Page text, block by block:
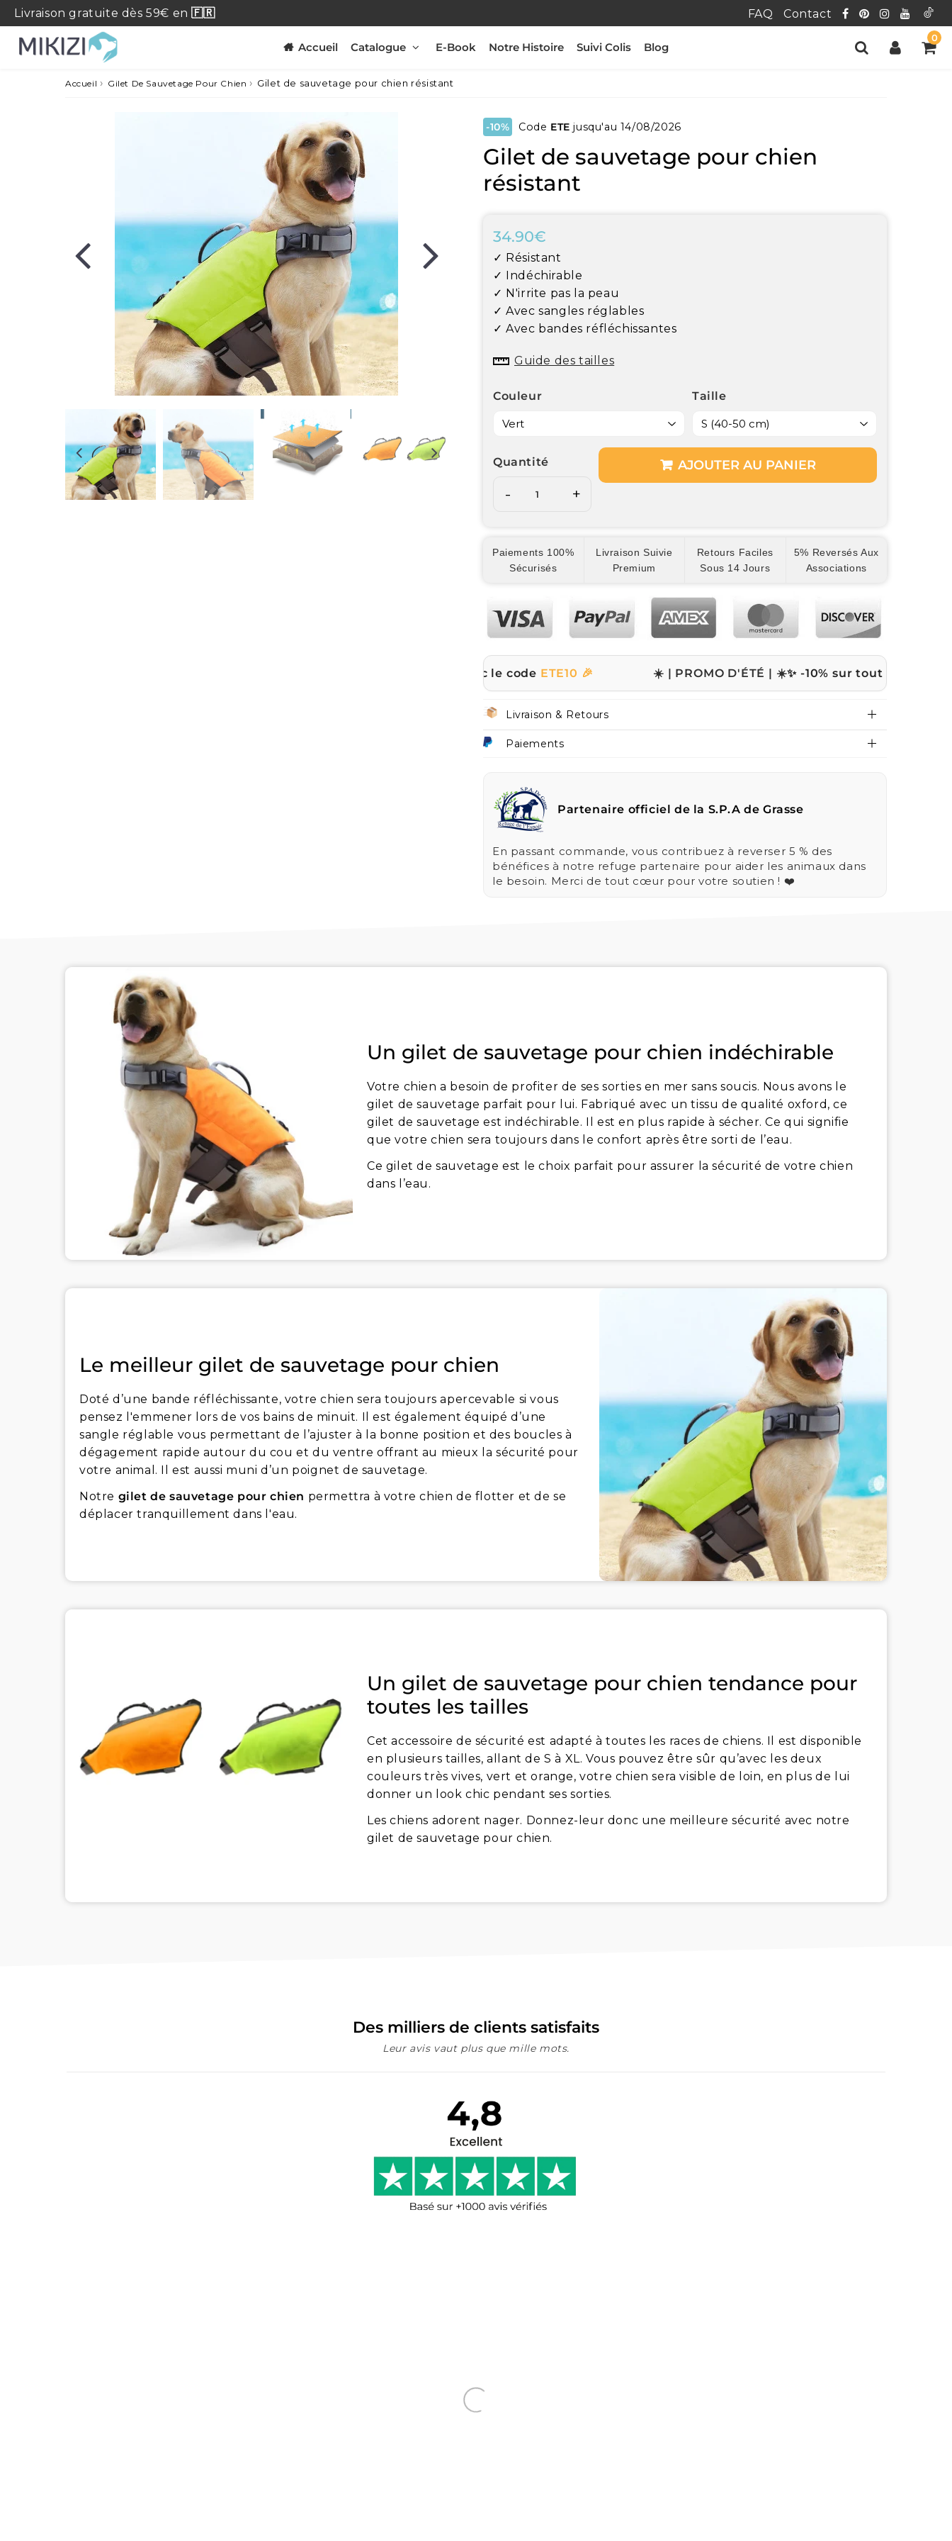
Livraison gratuite dès 59€ en🇫🇷 FAQ Contact
Accueil Catalogue E-Book Notre Histoire Suivi Colis Blog
0
Accueil › Gilet De Sauvetage Pour Chien › Gilet de sauvetage pour chien résistant
-10% Code ETE jusqu'au 14/08/2026
Gilet de sauvetage pour chien
résistant
34.90€
price
✓ Résistant
✓ Indéchirable
✓ N'irrite pas la peau
✓ Avec sangles réglables
✓ Avec bandes réfléchissantes
Guide des tailles
Couleur Taille
Quantité
- +
AJOUTER AU PANIER
Paiements 100%
Sécurisés
Livraison Suivie
Premium
Retours Faciles
Sous 14 Jours
5% Reversés Aux
Associations
ETE10 🎉 ☀️ | PROMO D'ÉTÉ | ☀️✨ -10% sur tout le site avec le
Livraison & Retours
Paiements
Partenaire officiel de la S.P.A de Grasse
En passant commande, vous contribuez à reverser 5 % des
bénéfices à notre refuge partenaire pour aider les animaux dans
le besoin. Merci de tout cœur pour votre soutien ! ❤️
Un gilet de sauvetage pour chien indéchirable
Votre chien a besoin de profiter de ses sorties en mer sans soucis. Nous avons le
gilet de sauvetage parfait pour lui. Fabriqué avec un tissu de qualité oxford, ce
gilet de sauvetage est indéchirable. Il est en plus rapide à sécher. Ce qui signifie
que votre chien sera toujours dans le confort après être sorti de l’eau.
Ce gilet de sauvetage est le choix parfait pour assurer la sécurité de votre chien
dans l’eau.
Le meilleur gilet de sauvetage pour chien
Doté d’une bande réfléchissante, votre chien sera toujours apercevable si vous
pensez l'emmener lors de vos bains de minuit. Il est également équipé d’une
sangle réglable vous permettant de l’ajuster à la bonne position et des boucles à
dégagement rapide autour du cou et du ventre offrant au mieux la sécurité pour
votre animal. Il est aussi muni d’un poignet de sauvetage.
Notre gilet de sauvetage pour chien permettra à votre chien de flotter et de se
déplacer tranquillement dans l'eau.
Un gilet de sauvetage pour chien tendance pour
toutes les tailles
Cet accessoire de sécurité est adapté à toutes les races de chiens. Il est disponible
en plusieurs tailles, allant de S à XL. Vous pouvez être sûr qu’avec les deux
couleurs très vives, vert et orange, votre chien sera visible de loin, en plus de lui
donner un look chic pendant ses sorties.
Les chiens adorent nager. Donnez-leur donc une meilleure sécurité avec notre
gilet de sauvetage pour chien.
Des milliers de clients satisfaits
Leur avis vaut plus que mille mots.